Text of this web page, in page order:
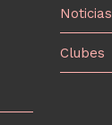
Noticias
Clubes